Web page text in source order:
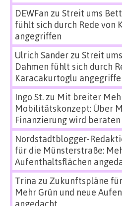
DEWFan zu Streit ums
fühlt sich durch Rede von
angegriffen
Ulrich Sanderzu Streit
Dahmen fühlt sich durch
Karacakurtoglu
Ingo St.zu Mit breiter
Mobilitätskonzept: Über
Finanzierung wird beraten
Nordstadtblogger-
für die Münsterstraße:
Aufenthaltsflächen
Trina zu Zukunftspläne
Mehr Grün und neue
angedacht